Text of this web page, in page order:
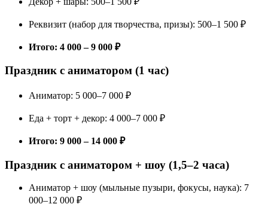
Реквизит (набор для творчества, призы): 500–1 500 ₽
Итого: 4 000 – 9 000 ₽
Праздник с аниматором (1 час)
Аниматор: 5 000–7 000 ₽
Еда + торт + декор: 4 000–7 000 ₽
Итого: 9 000 – 14 000 ₽
Праздник с аниматором + шоу (1,5–2 часа)
Аниматор + шоу (мыльные пузыри, фокусы, наука): 7
000–12 000 ₽